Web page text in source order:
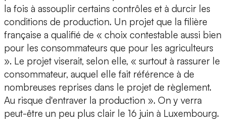
la fois à assouplir certains contrôles et à durcir les
conditions de production. Un projet que la filière
française a qualifié de « choix contestable aussi bien
pour les consommateurs que pour les agriculteurs
». Le projet viserait, selon elle, « surtout à rassurer le
consommateur, auquel elle fait référence à de
nombreuses reprises dans le projet de règlement.
Au risque d'entraver la production ». On y verra
peut-être un peu plus clair le 16 juin à Luxembourg.